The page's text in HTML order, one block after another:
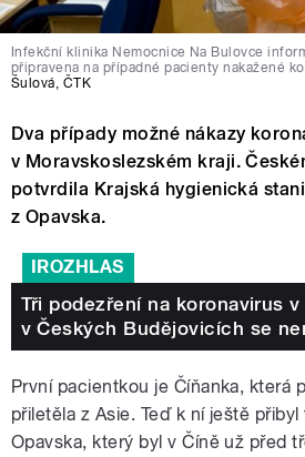
Infekční klinika Nemocnice Na Bulovce
připravena na případné pacienty nakažené
Šulová, ČTK
Dva případy možné nákazy
v Moravskoslezském kraji.
potvrdila Krajská hygienická
z Opavska.
IROZHLAS
Tři podezření na koronavirus
v Českých Budějovicích se
První pacientkou je Číňanka, která
přiletěla z Asie. Teď k ní ještě
Opavska, který byl v Číně už před